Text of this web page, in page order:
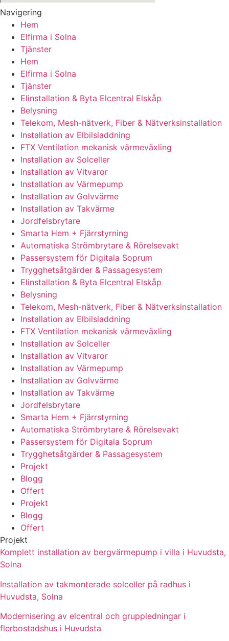
Navigering
Hem
Elfirma i Solna
Tjänster
Hem
Elfirma i Solna
Tjänster
Elinstallation & Byta Elcentral Elskåp
Belysning
Telekom, Mesh-nätverk, Fiber & Nätverksinstallation
Installation av Elbilsladdning
FTX Ventilation mekanisk värmeväxling
Installation av Solceller
Installation av Vitvaror
Installation av Värmepump
Installation av Golvvärme
Installation av Takvärme
Jordfelsbrytare
Smarta Hem + Fjärrstyrning
Automatiska Strömbrytare & Rörelsevakt
Passersystem för Digitala Soprum
Trygghetsåtgärder & Passagesystem
Elinstallation & Byta Elcentral Elskåp
Belysning
Telekom, Mesh-nätverk, Fiber & Nätverksinstallation
Installation av Elbilsladdning
FTX Ventilation mekanisk värmeväxling
Installation av Solceller
Installation av Vitvaror
Installation av Värmepump
Installation av Golvvärme
Installation av Takvärme
Jordfelsbrytare
Smarta Hem + Fjärrstyrning
Automatiska Strömbrytare & Rörelsevakt
Passersystem för Digitala Soprum
Trygghetsåtgärder & Passagesystem
Projekt
Blogg
Offert
Projekt
Blogg
Offert
Projekt
Komplett installation av bergvärmepump i villa i Huvudsta,
Solna
Installation av takmonterade solceller på radhus i
Huvudsta, Solna
Modernisering av elcentral och gruppledningar i
flerbostadshus i Huvudsta